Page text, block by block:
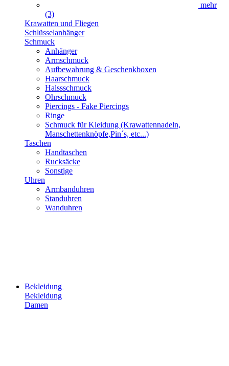
mehr
(3)
Krawatten und Fliegen
Schlüsselanhänger
Schmuck
Anhänger
Armschmuck
Aufbewahrung & Geschenkboxen
Haarschmuck
Halssschmuck
Ohrschmuck
Piercings - Fake Piercings
Ringe
Schmuck für Kleidung (Krawattennadeln,
Manschettenknöpfe,Pin´s, etc...)
Taschen
Handtaschen
Rucksäcke
Sonstige
Uhren
Armbanduhren
Standuhren
Wanduhren
Bekleidung
Bekleidung
Damen